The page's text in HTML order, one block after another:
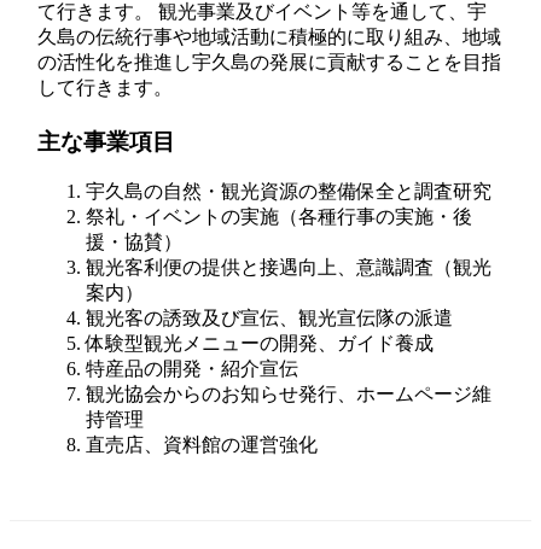
て行きます。 観光事業及びイベント等を通して、宇
久島の伝統行事や地域活動に積極的に取り組み、地域
の活性化を推進し宇久島の発展に貢献することを目指
して行きます。
主な事業項目
宇久島の自然・観光資源の整備保全と調査研究
祭礼・イベントの実施（各種行事の実施・後
援・協賛）
観光客利便の提供と接遇向上、意識調査（観光
案内）
観光客の誘致及び宣伝、観光宣伝隊の派遣
体験型観光メニューの開発、ガイド養成
特産品の開発・紹介宣伝
観光協会からのお知らせ発行、ホームページ維
持管理
直売店、資料館の運営強化